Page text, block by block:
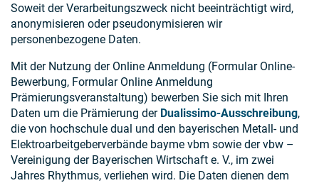
Soweit der Verarbeitungszweck nicht beeinträchtigt wird,
anonymisieren oder pseudonymisieren wir
personenbezogene Daten.
Mit der Nutzung der Online Anmeldung (Formular Online-
Bewerbung, Formular Online Anmeldung
Prämierungsveranstaltung) bewerben Sie sich mit Ihren
Daten um die Prämierung der Dualissimo-Ausschreibung,
die von hochschule dual und den bayerischen Metall- und
Elektroarbeitgeberverbände bayme vbm sowie der vbw –
Vereinigung der Bayerischen Wirtschaft e. V., im zwei
Jahres Rhythmus, verliehen wird. Die Daten dienen dem